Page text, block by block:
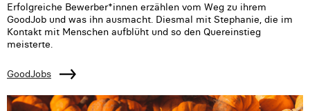
Erfolgreiche Bewerber*innen erzählen vom Weg zu ihrem
GoodJob und was ihn ausmacht. Diesmal mit Stephanie, die im
Kontakt mit Menschen aufblüht und so den Quereinstieg
meisterte.
GoodJobs